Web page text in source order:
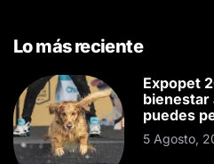
Lo más reciente
Expopet
bienestar
puedes
5 Agosto,